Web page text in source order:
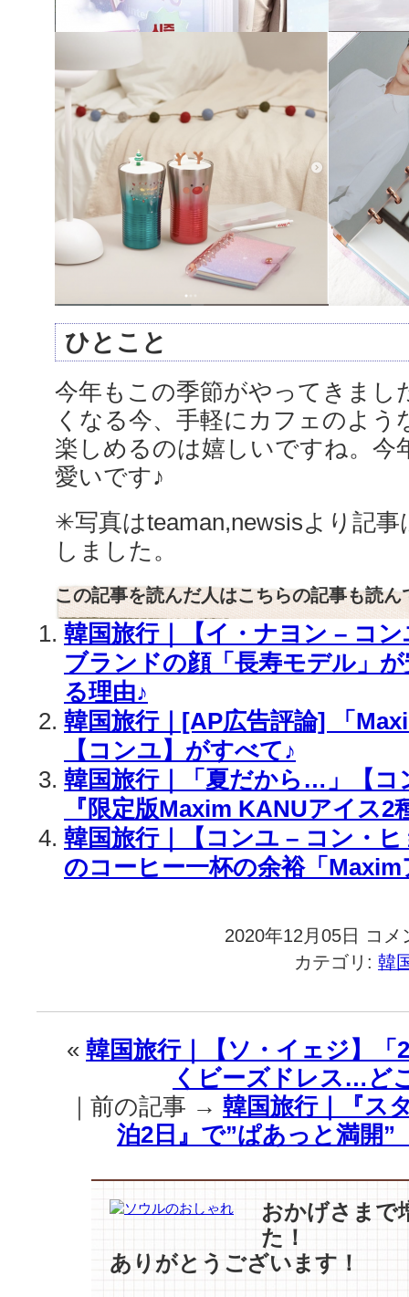
ひとこと
今年もこの季節がやってきまし
くなる今、手軽にカフェのよう
楽しめるのは嬉しいですね。今
愛いです♪
✳︎写真はteaman,newsisより記
しました。
この記事を読んだ人はこちらの記事も読ん
韓国旅行｜【イ・ナヨン – コ
ブランドの顔「長寿モデル」
る理由♪
韓国旅行｜[AP広告評論] 「
【コンユ】がすべて♪
韓国旅行｜「夏だから…」【コ
『限定版Maxim KANUアイス2
韓国旅行｜【コンユ – コン・
のコーヒー一杯の余裕「Maxim
2020年12月05日
韓
旅
｜
食
品
【コ
ン
に
コメ
カテゴリ: 韓
« 韓国旅行｜【ソ・イェジ】「
くビーズドレス…ど
｜前の記事 → 韓国旅行｜『ス
泊2日』で”ぱあっと満開”
おかげさまで
た！
ありがとうございます！